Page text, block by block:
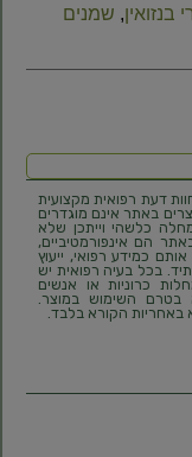
בנזואין, שמנים
דעת רפואית מקצועית
באתר אינם מוגדרים
כלשהי וייתכן שלא
הם אינפורמטיביים,
כמידע רפואי, ייעוץ
בכל בעיה רפואית יש
כרוניות או אנשים
בטרם השימוש במוצר.
באחריות הקורא בלבד.